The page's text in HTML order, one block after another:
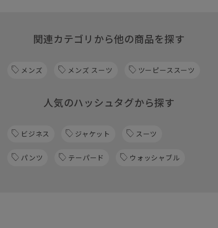
関連カテゴリから他の商品を探す
メンズ メンズ スーツ ツーピーススーツ
人気のハッシュタグから探す
ビジネス ジャケット スーツ
パンツ テーパード ウォッシャブル